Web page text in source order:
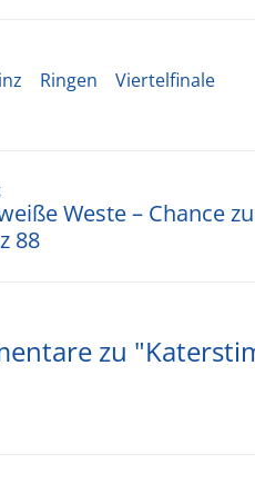
Ringen Viertelfinale
Weste – Chance
88
zu